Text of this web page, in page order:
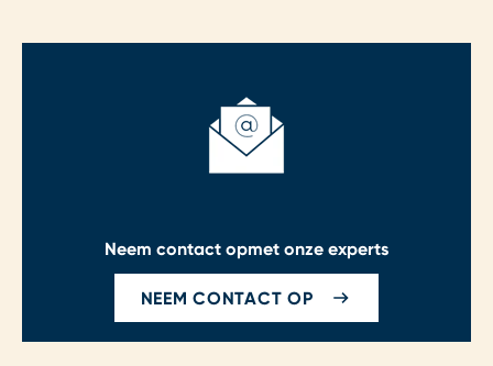
Neem contact opmet onze experts
NEEM CONTACT OP